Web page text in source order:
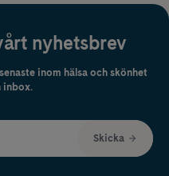
nyhetsbrev
inom hälsa och skönhet
inbox.
Skicka